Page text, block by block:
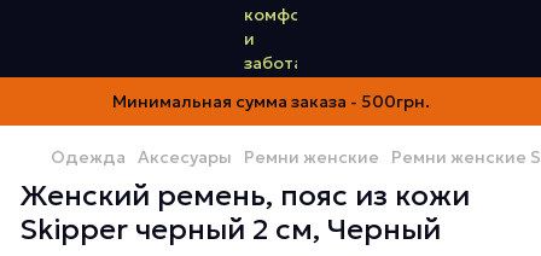
Минимальная сумма заказа - 500грн.
Одежда Аксесуары Ремни женские Ремни женские
Женский ремень, пояс из кожи
Skipper черный 2 см, Черный